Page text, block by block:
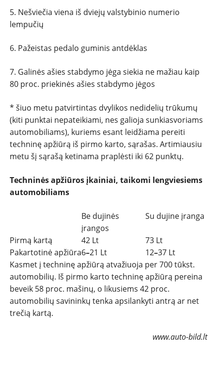
5. Nešviečia viena iš dviejų valstybinio numerio
lempučių
6. Pažeistas pedalo guminis antdėklas
7. Galinės ašies stabdymo jėga siekia ne mažiau kaip
80 proc. priekinės ašies stabdymo jėgos
* šiuo metu patvirtintas dvylikos nedidelių trūkumų
(kiti punktai nepateikiami, nes galioja sunkiasvoriams
automobiliams), kuriems esant leidžiama pereiti
techninę apžiūrą iš pirmo karto, sąrašas. Artimiausiu
metu šį sąrašą ketinama praplėsti iki 62 punktų.
Techninės apžiūros įkainiai, taikomi lengviesiems
automobiliams
Be dujinės
įrangos
Su dujine įranga
Pirmą kartą 42 Lt
73 Lt
Pakartotinė apžiūra6–21 Lt 12–37 Lt
Kasmet į techninę apžiūrą atvažiuoja per 700 tūkst.
automobilių. Iš pirmo karto techninę apžiūrą pereina
beveik 58 proc. mašinų, o likusiems 42 proc.
automobilių savininkų tenka apsilankyti antrą ar net
trečią kartą.
www.auto-bild.lt